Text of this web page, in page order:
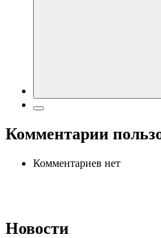
Комментарии
Комментариев нет
Новости